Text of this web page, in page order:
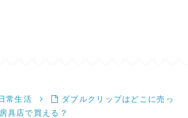
日常生活
ダブルクリップはどこに売っ
具店で買える？